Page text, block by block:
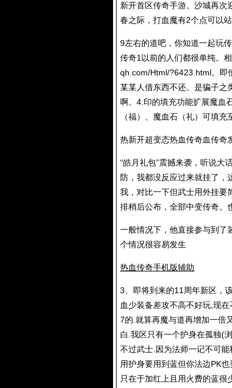
新开首区传奇手游。沙城再次
春之际，打血魔有2个点可以
9左右的道吧，你知道一起玩
传奇1以前的人们都很单纯。
qh.com/Html/?6423.html。即
某某人借东西不还。是骗子之
啊。4.印的填充功能扩展魔血
（福）、魔血石（礼）可填
热新开超变态热血传奇血传奇
“皓月礼包”震撼来袭，听说大
防，我都没反应过来就挂了，
我，对比一下但武士用外挂要
排稍后公布，全部中变传奇。
一般情况下，他直接参与到了
个情况很容易发生
热血传奇手机版辅助
3、即将到来的11周年新区，
血少装备差攻不高不好玩,现
7的.就算再魔与道再增加一倍
白.我区只有一个护身在孤独(
不过武士.因为法师一记不可
用护身要用到蓝但你法边PK
只在于加红上且用火费的蓝很